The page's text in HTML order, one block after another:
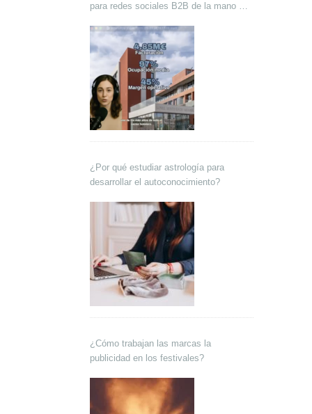
para redes sociales B2B de la mano de
¿Por qué estudiar astrología para
desarrollar el autoconocimiento?
¿Cómo trabajan las marcas la
publicidad en los festivales?